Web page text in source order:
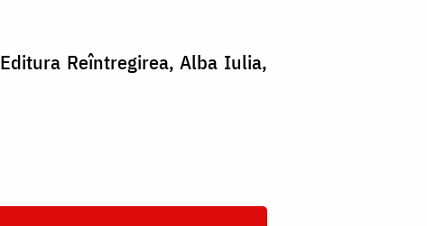
Editura Reîntregirea, Alba Iulia,